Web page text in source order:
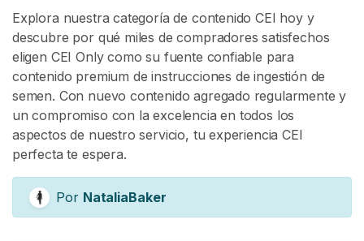
Explora nuestra categoría de contenido CEI hoy y
descubre por qué miles de compradores satisfechos
eligen CEI Only como su fuente confiable para
contenido premium de instrucciones de ingestión de
semen. Con nuevo contenido agregado regularmente y
un compromiso con la excelencia en todos los
aspectos de nuestro servicio, tu experiencia CEI
perfecta te espera.
Por NataliaBaker